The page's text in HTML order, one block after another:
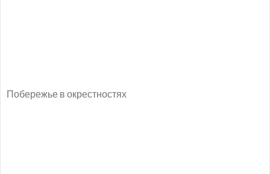
Побережье в окрестностях